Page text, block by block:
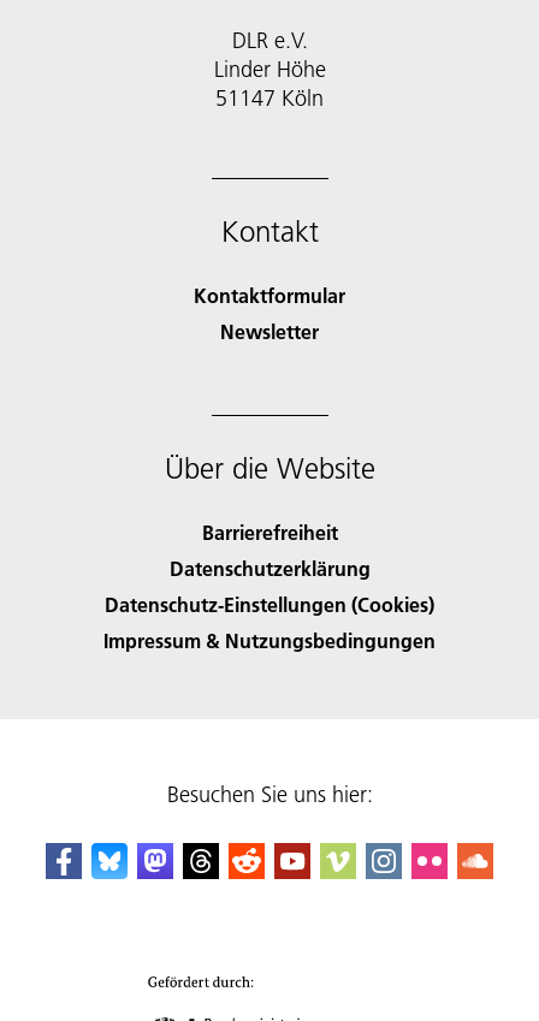
DLR e.V.
Linder Höhe
51147 Köln
Kontakt
Kontaktformular
Newsletter
Über die Website
Barrierefreiheit
Datenschutzerklärung
Datenschutz-Einstellungen (Cookies)
Impressum & Nutzungsbedingungen
Besuchen Sie uns hier: